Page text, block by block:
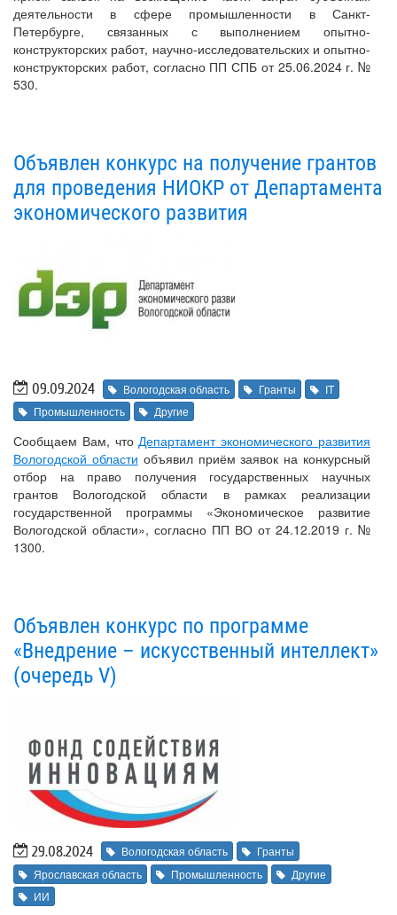
деятельности в сфере промышленности в Санкт-
Петербурге, связанных с выполнением опытно-
конструкторских работ, научно-исследовательских и опытно-
конструкторских работ, согласно ПП СПБ от 25.06.2024 г. №
530.
Объявлен конкурс на получение грантов
для проведения НИОКР от Департамента
экономического развития
09.09.2024 Вологодская область Гранты
IT
Промышленность
Другие
Сообщаем Вам, что Департамент экономического развития
Вологодской области объявил приём заявок на конкурсный
отбор на право получения государственных научных
грантов Вологодской области в рамках реализации
государственной программы «Экономическое развитие
Вологодской области», согласно ПП ВО от 24.12.2019 г. №
1300.
Объявлен конкурс по программе
«Внедрение – искусственный интеллект»
(очередь V)
29.08.2024 Вологодская область
Гранты
Ярославская область
Промышленность
Другие
ИИ